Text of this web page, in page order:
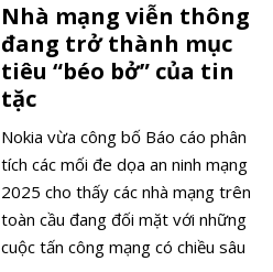
về trực thuộc Bộ Công an.
Nhà mạng viễn thông
đang trở thành mục
tiêu “béo bở” của tin
tặc
Nokia vừa công bố Báo cáo phân
tích các mối đe dọa an ninh mạng
2025 cho thấy các nhà mạng trên
toàn cầu đang đối mặt với những
cuộc tấn công mạng có chiều sâu